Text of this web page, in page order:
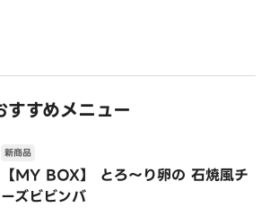
すすめメニュー
【MY BOX】 とろ～り卵の 石焼風チ
ーズビビンバ
新商品